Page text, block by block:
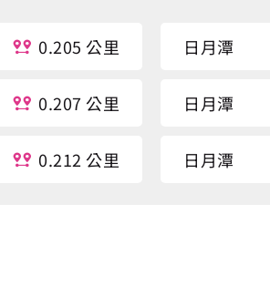
0.205 公里 日月潭
0.207 公里 日月潭
0.212 公里 日月潭